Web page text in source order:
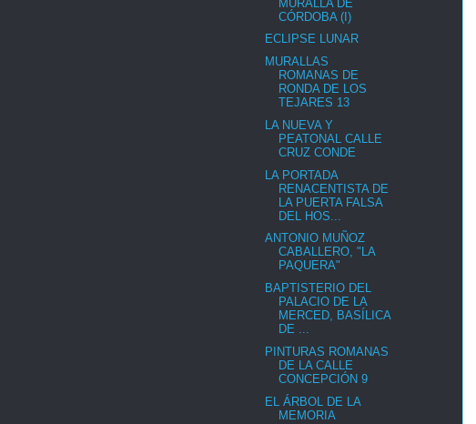
MURALLA DE
CÓRDOBA (I)
ECLIPSE LUNAR
MURALLAS
ROMANAS DE
RONDA DE LOS
TEJARES 13
LA NUEVA Y
PEATONAL CALLE
CRUZ CONDE
LA PORTADA
RENACENTISTA DE
LA PUERTA FALSA
DEL HOS...
ANTONIO MUÑOZ
CABALLERO, "LA
PAQUERA"
BAPTISTERIO DEL
PALACIO DE LA
MERCED, BASÍLICA
DE ...
PINTURAS ROMANAS
DE LA CALLE
CONCEPCIÓN 9
EL ÁRBOL DE LA
MEMORIA